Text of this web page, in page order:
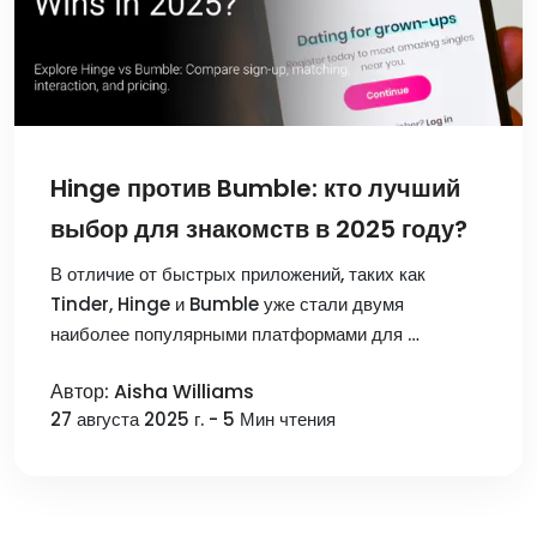
Hinge против Bumble: кто лучший
выбор для знакомств в 2025 году?
В отличие от быстрых приложений, таких как
Tinder, Hinge и Bumble уже стали двумя
наиболее популярными платформами для …
Автор: Aisha Williams
27 августа 2025 г. - 5 Мин чтения